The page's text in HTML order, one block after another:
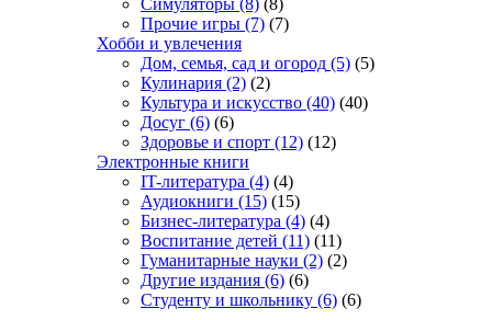
Симуляторы (8) (8)
Прочие игры (7) (7)
Хобби и увлечения
Дом, семья, сад и огород (5) (5)
Кулинария (2) (2)
Культура и искусство (40) (40)
Досуг (6) (6)
Здоровье и спорт (12) (12)
Электронные книги
IT-литература (4) (4)
Аудиокниги (15) (15)
Бизнес-литература (4) (4)
Воспитание детей (11) (11)
Гуманитарные науки (2) (2)
Другие издания (6) (6)
Студенту и школьнику (6) (6)